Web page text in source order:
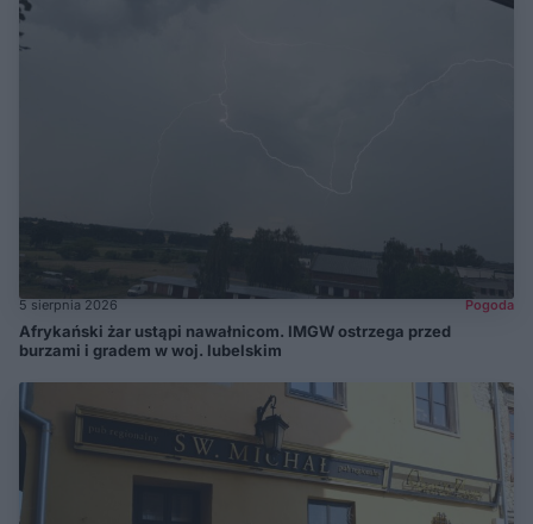
5 sierpnia 2026 Pogoda
Afrykański żar ustąpi nawałnicom. IMGW ostrzega przed
burzami i gradem w woj. lubelskim